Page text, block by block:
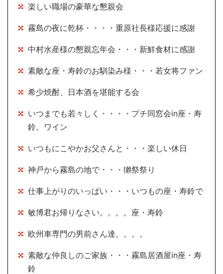
楽しい職場の豪華な懇親会
霧島の夜に乾杯・・・・重原社長様応援に感謝
中村水産様の懇親忘年会・・・新鮮食材に感謝
素敵な座・寿鈴のお馴染み様・・・若女将ファン
希少焼酎、日本酒を堪能する会
いつまでも若々しく・・・・プチ同窓会in座・寿
鈴。ワイン
いつもにこやかお父さんと・・・楽しい休日
神戸から霧島の地で・・・獺祭祭り
仕事上がりのいっぱい・・・いつもの座・寿鈴で
敏博君お帰りなさい。。。。座・寿鈴
欧州車専門の男前さん達。。。。
素敵な仲良しのご家族・・・霧島居酒屋in座・寿
鈴